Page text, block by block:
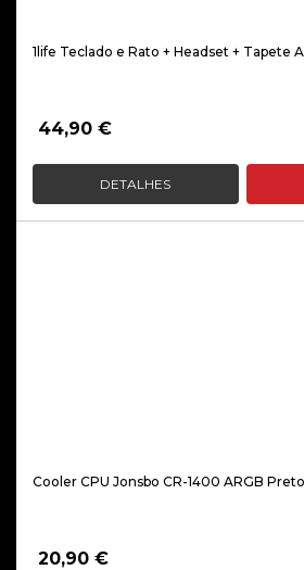
1life Teclado e Rato + Headset + Tapete
44,90 €
DETALHES
Cooler CPU Jonsbo CR-1400 ARGB
20,90 €